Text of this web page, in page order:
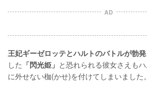
AD
王妃ギーゼロッテとハルトのバトルが勃発
した 「閃光姫」 と恐れられる彼女さえも
に外せない枷(かせ)を付けてしまいました。